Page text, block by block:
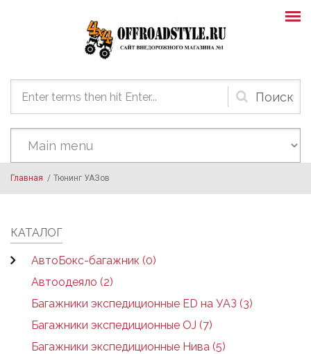
Форма
поиска
Главная / Тюнинг УАЗов
КАТАЛОГ
АвтоБокс-багажник (0)
Автоодеяло (2)
Багажники экспедиционные ED на УАЗ (3)
Багажники экспедиционные OJ (7)
Багажники экспедиционные Нива (5)